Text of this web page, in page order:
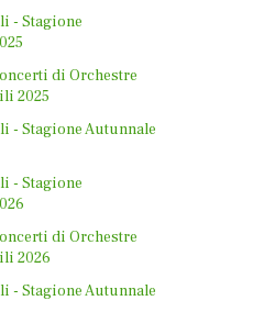
- Stagione
di Orchestre
2025
- Stagione Autunnale
- Stagione
di Orchestre
2026
- Stagione Autunnale